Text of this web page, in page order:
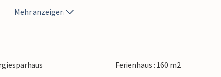
vor dem Kamin gemütlich machen oder in der
der mit einer wunderschönen Lage
Stunden am Strand und im Wasser. Egal, ob Sie
Mehr anzeigen
Ferienhaus : 160 m2